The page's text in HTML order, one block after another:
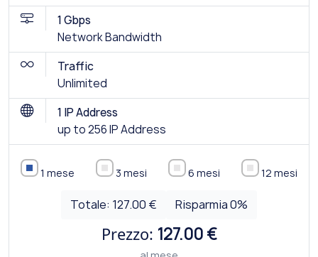
1 Gbps
Network Bandwidth
Traffic
Unlimited
1 IP Address
up to 256 IP Address
1 mese 3 mesi 6 mesi 12 mesi
Totale: 127.00 € Risparmia0%
Prezzo: 127.00 €